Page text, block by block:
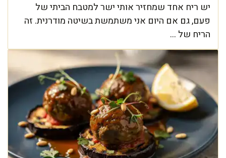
יש ריח אחד שמחזיר אותי ישר למטבח הביתי של
פעם, גם אם היום אני משתמשת בשיטה מודרנית. זה
הריח של ...